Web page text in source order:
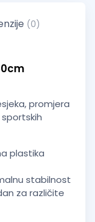
(0)
promjera
plastika
stabilnost
za različite